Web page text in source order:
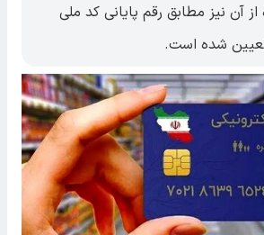
آن نیز مطابق رقم پایانی کد ملی
تعیین شده است.